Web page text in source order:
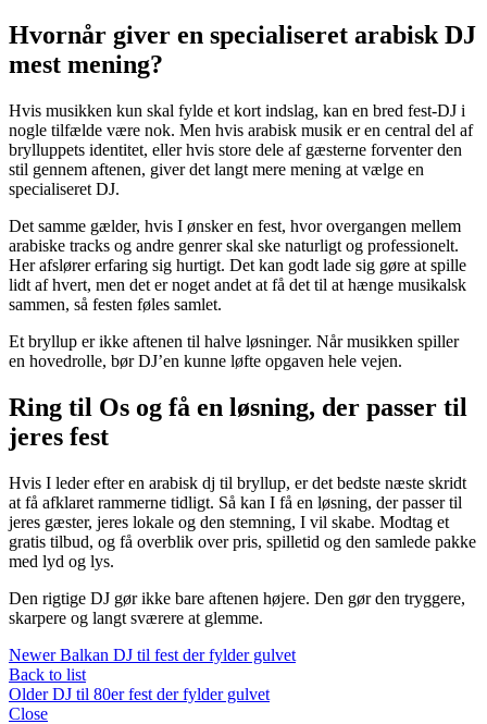
Hvornår giver en specialiseret arabisk DJ
mest mening?
Hvis musikken kun skal fylde et kort indslag, kan en bred fest-DJ i
nogle tilfælde være nok. Men hvis arabisk musik er en central del af
brylluppets identitet, eller hvis store dele af gæsterne forventer den
stil gennem aftenen, giver det langt mere mening at vælge en
specialiseret DJ.
Det samme gælder, hvis I ønsker en fest, hvor overgangen mellem
arabiske tracks og andre genrer skal ske naturligt og professionelt.
Her afslører erfaring sig hurtigt. Det kan godt lade sig gøre at spille
lidt af hvert, men det er noget andet at få det til at hænge musikalsk
sammen, så festen føles samlet.
Et bryllup er ikke aftenen til halve løsninger. Når musikken spiller
en hovedrolle, bør DJ’en kunne løfte opgaven hele vejen.
Ring til Os og få en løsning, der passer til
jeres fest
Hvis I leder efter en arabisk dj til bryllup, er det bedste næste skridt
at få afklaret rammerne tidligt. Så kan I få en løsning, der passer til
jeres gæster, jeres lokale og den stemning, I vil skabe. Modtag et
gratis tilbud, og få overblik over pris, spilletid og den samlede pakke
med lyd og lys.
Den rigtige DJ gør ikke bare aftenen højere. Den gør den tryggere,
skarpere og langt sværere at glemme.
Newer Balkan DJ til fest der fylder gulvet
Back to list
Older DJ til 80er fest der fylder gulvet
Close